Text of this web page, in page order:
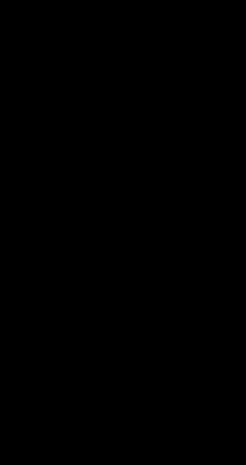
удобно и понятно. Фото
процесс оказался простым
получилось ярким и четким,